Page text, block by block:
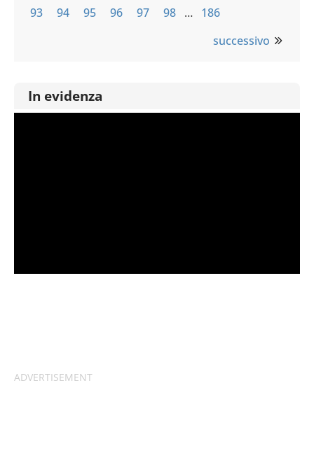
93
94 95 96 97 98 … 186
successivo
In evidenza